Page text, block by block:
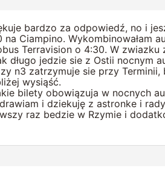
bardzo za odpowiedź, no i
na Ciampino. Wykombinowałam
Terravision o 4:30. W zwiazku
długo jedzie sie z Ostii nocnym
n3 zatrzymuje sie przy
wysiąść.
bilety obowiązuja w nocnych
i dziekuję z astronke i
raz bedzie w Rzymie i